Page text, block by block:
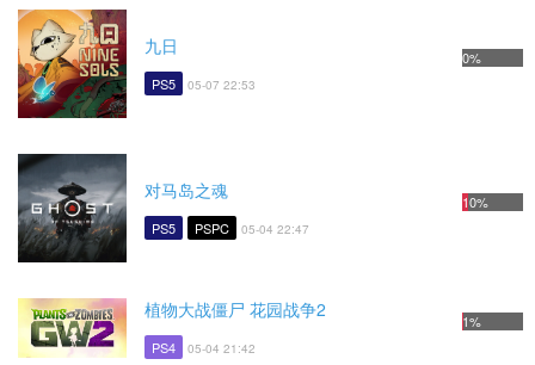
九日
PS5 05-07 22:53
0%
对马岛之魂
PS5 PSPC 05-04 22:47
10%
植物大战僵尸 花园战争2
PS4 05-04 21:42
1%